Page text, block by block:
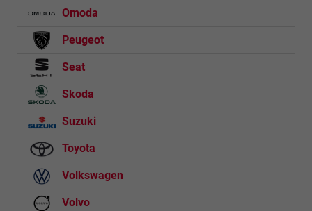
Omoda
Peugeot
Seat
Skoda
Suzuki
Toyota
Volkswagen
Volvo